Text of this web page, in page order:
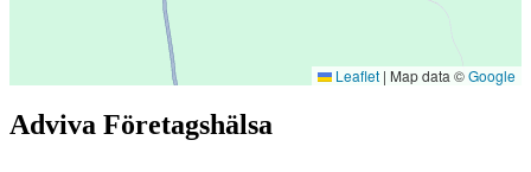
Leaflet | Map data ©Google
Adviva Företagshälsa